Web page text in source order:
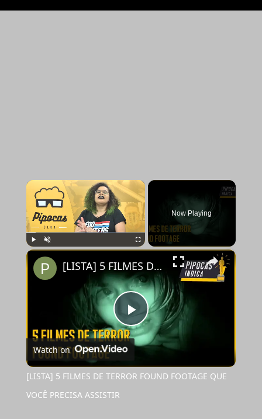
×
Play Unmute Fullscreen
Now Playing
×
Play
Video
[LISTA] 5 FILMES DE TERROR FOUND FOOTAGE QUE VOCÊ PRECISA ASSISTIR
Watch on
[LISTA] 5 FILMES DE TERROR FOUND FOOTAGE QUE
VOCÊ PRECISA ASSISTIR